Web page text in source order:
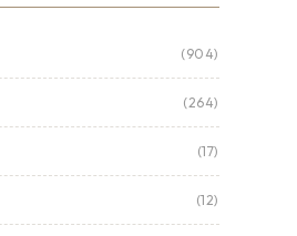
(904)
(264)
(17)
(12)